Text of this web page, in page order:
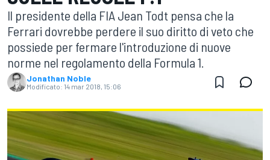
Il presidente della FIA Jean Todt pensa che la
Ferrari dovrebbe perdere il suo diritto di veto che
possiede per fermare l'introduzione di nuove
norme nel regolamento della Formula 1.
Jonathan Noble
Modificato: 14 mar 2018, 15:06